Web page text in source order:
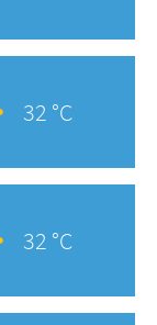
32 °C
32 °C